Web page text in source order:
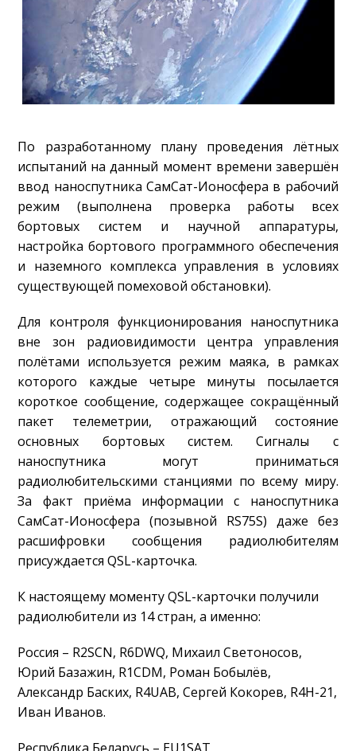
По разработанному плану проведения лётных
испытаний на данный момент времени завершён
ввод наноспутника СамСат-Ионосфера в рабочий
режим (выполнена проверка работы всех
бортовых систем и научной аппаратуры,
настройка бортового программного обеспечения
и наземного комплекса управления в условиях
существующей помеховой обстановки).
Для контроля функционирования наноспутника
вне зон радиовидимости центра управления
полётами используется режим маяка, в рамках
которого каждые четыре минуты посылается
короткое сообщение, содержащее сокращённый
пакет телеметрии, отражающий состояние
основных бортовых систем. Сигналы с
наноспутника могут приниматься
радиолюбительскими станциями по всему миру.
За факт приёма информации с наноспутника
СамСат-Ионосфера (позывной RS75S) даже без
расшифровки сообщения радиолюбителям
присуждается QSL-карточка.
К настоящему моменту QSL-карточки получили
радиолюбители из 14 стран, а именно:
Россия – R2SCN, R6DWQ, Михаил Светоносов,
Юрий Базажин, R1CDM, Роман Бобылёв,
Александр Баских, R4UAB, Сергей Кокорев, R4H-21,
Иван Иванов.